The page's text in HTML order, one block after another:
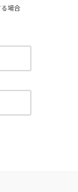
場合